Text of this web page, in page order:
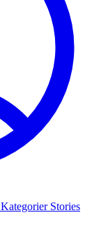
Kategorier Stories